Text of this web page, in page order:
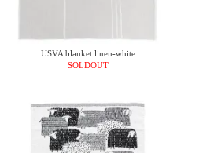
USVA blanket linen-white
SOLDOUT